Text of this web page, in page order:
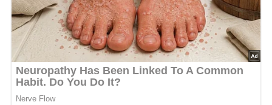
Zwiebel eine Soße bereiten, darübergeben und
durchziehen lassen. Die Tomaten halbieren, in Streifen
schneiden und mit der in Würfel geschnittenen Gurke
unter den Salat mischen.
Mit Kräutern bestreuen und servieren.
[Nach: Salate » Verlag für die Frau Leipzig, Berlin, DDR]